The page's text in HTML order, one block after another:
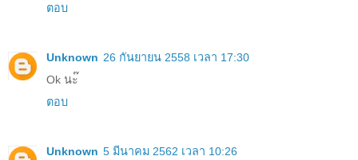
ตอบ
Unknown 26 กันยายน 2558 เวลา 17:30
Ok นะ๊
ตอบ
Unknown 5 มีนาคม 2562 เวลา 10:26